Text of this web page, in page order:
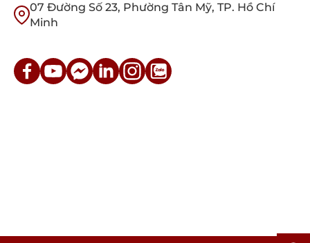
07 Đường Số 23, Phường Tân Mỹ, TP. Hồ Chí
Minh